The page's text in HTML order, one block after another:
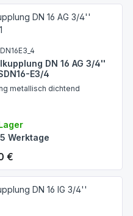
DN 16 AG 3/4''
E3/4
metallisch dichtend
Werktage
Preis:
€